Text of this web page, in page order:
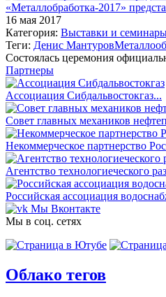
«Металлобработка-2017»
16 мая 2017
Категория: Выставки и
Теги: Денис Мантуров
Состоялась церемония
Партнеры
Ассоциация Сибдальвостокгаз...
Совет главных механиков
Некоммерческое партнерство
Агентство технологиеческого
Российская ассоциация
Мы Вконтакте
Мы в соц. сетях
Облако тегов